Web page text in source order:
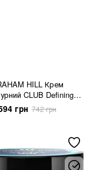
HILL Крем
CLUB Defining
Cream
грн 742 грн